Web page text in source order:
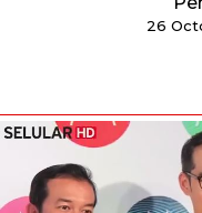
26